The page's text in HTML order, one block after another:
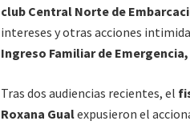
club Central Norte de
intereses y otras acciones
Ingreso Familiar de
Tras dos audiencias recientes, el
Roxana Gualexpusieron el